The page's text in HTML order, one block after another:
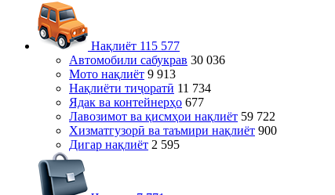
Нақлиёт 115 577
Автомобили сабукрав 30 036
Мото нақлиёт 9 913
Нақлиёти тиҷоратӣ 11 734
Ядак ва контейнерҳо 677
Лавозимот ва қисмҳои нақлиёт 59 722
Хизматгузорӣ ва таъмири нақлиёт 900
Дигар нақлиёт 2 595